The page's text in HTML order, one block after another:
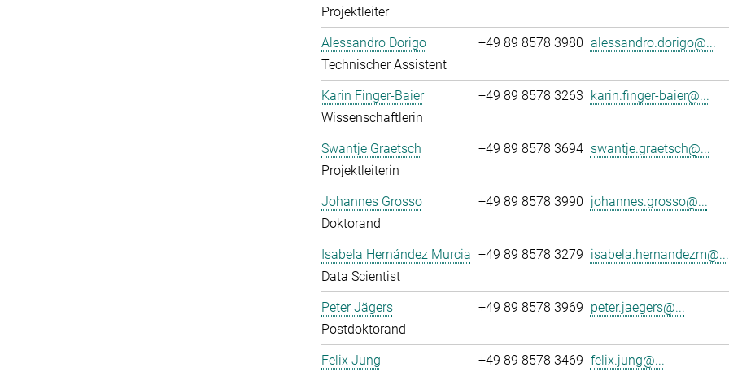
Projektleiter
Alessandro Dorigo
Technischer Assistent
+49 89 8578 3980 alessandro.dorigo@...
Karin Finger-Baier
Wissenschaftlerin
+49 89 8578 3263 karin.finger-baier@...
Swantje Graetsch
Projektleiterin
+49 89 8578 3694 swantje.graetsch@...
Johannes Grosso
Doktorand
+49 89 8578 3990 johannes.grosso@...
Isabela Hernández Murcia
Data Scientist
+49 89 8578 3279 isabela.hernandezm@...
Peter Jägers
Postdoktorand
+49 89 8578 3969 peter.jaegers@...
Felix Jung
+49 89 8578 3469 felix.jung@...